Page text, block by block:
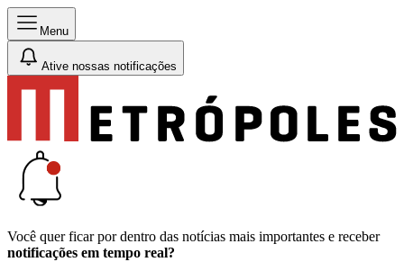
Menu
Ative nossas notificações
Você quer ficar por dentro das notícias mais importantes e receber
notificações em tempo real?